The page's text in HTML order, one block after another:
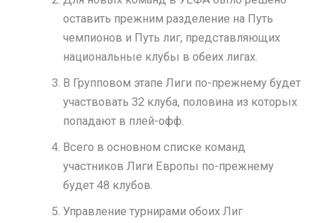
оставить прежним разделение на Путь
чемпионов и Путь лиг, представляющих
национальные клубы в обеих лигах.
В Групповом этапе Лиги по-прежнему будет
участвовать 32 клуба, половина из которых
попадают в плей-офф.
Всего в основном списке команд
участников Лиги Европы по-прежнему
будет 48 клубов.
Управление турнирами обоих Лиг